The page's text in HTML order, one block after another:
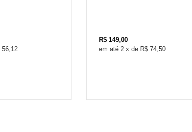
56,12
R$ 149,00
2 x de R$ 74,50